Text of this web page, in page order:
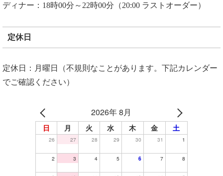
ディナー：18時00分～22時00分（20:00 ラストオーダー）
定休日
定休日：月曜日（不規則なことがあります。下記カレンダー
でご確認ください）
2026年 8月
日 月 火 水 木 金 土
26 27 28 29 30 31 1
2 3 4 5 6 7 8